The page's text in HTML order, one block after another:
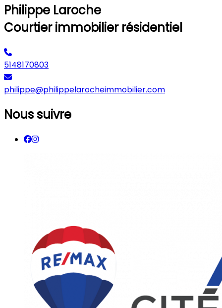
Philippe Laroche
Courtier immobilier résidentiel
5148170803
philippe@philippelarocheimmobilier.com
Nous suivre